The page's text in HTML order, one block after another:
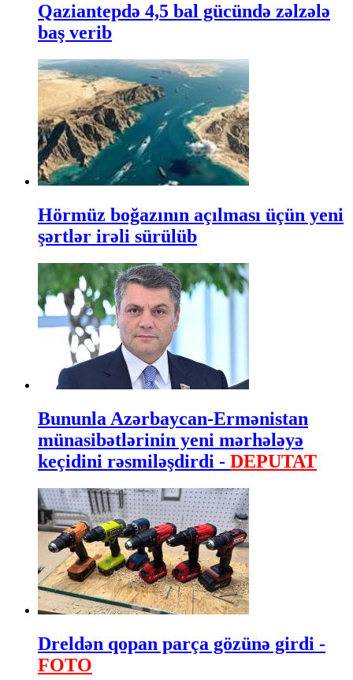
Qaziantepdə 4,5 bal gücündə zəlzələ
baş verib
Hörmüz boğazının açılması üçün yeni
şərtlər irəli sürülüb
Bununla Azərbaycan-Ermənistan
münasibətlərinin yeni mərhələyə
keçidini rəsmiləşdirdi - DEPUTAT
Dreldən qopan parça gözünə girdi -
FOTO